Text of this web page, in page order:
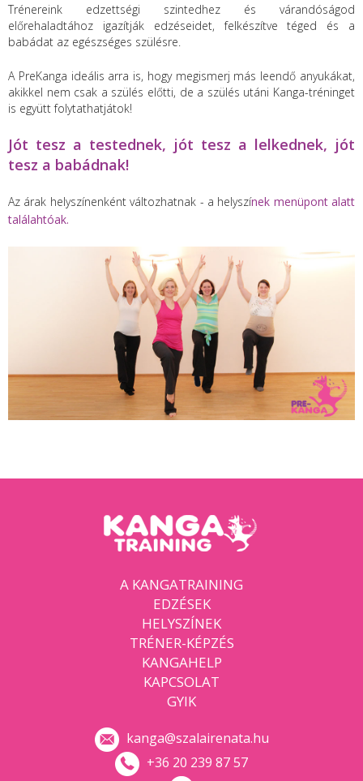
Trénereink edzettségi szintedhez és várandóságod
előrehaladtához igazítják edzéseidet, felkészítve téged és a
babádat az egészséges szülésre.
A PreKanga ideális arra is, hogy megismerj más leendő anyukákat,
akikkel nem csak a szülés előtti, de a szülés utáni Kanga-tréninget
is együtt folytathatjátok!
Jót tesz a testednek, jót tesz a lelkednek, jót
tesz a babádnak!
Az árak helyszínenként változhatnak - a helyszínek menüpont alatt
találahtóak.
A KANGATRAINING
EDZÉSEK
HELYSZÍNEK
TRÉNER-KÉPZÉS
KANGAHELP
KAPCSOLAT
GYIK
kanga@szalairenata.hu
+36 20 239 87 57